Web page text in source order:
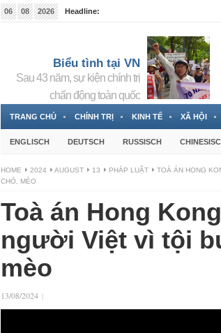
06 08 2026
Headline:
Biểu tình tại VN
Sau 43 năm, sự kiện chính trị
chấn động toàn quốc
TRANG CHỦ CHÍNH TRỊ KINH TẾ XÃ HỘI
ENGLISCH DEUTSCH RUSSISCH
HOME 2024 AUGUST 13 PHÁP LUẬT
TOÀ ÁN HONG
CHÓ, MÈO
Toà án Hong
người Việt vì tội
mèo
13/08/2024 |